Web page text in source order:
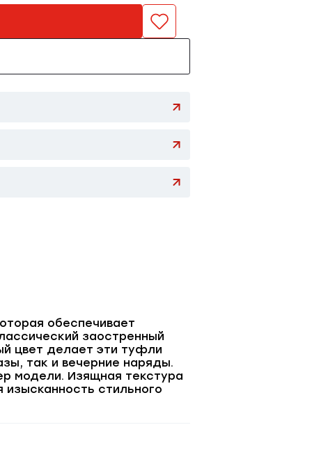
обеспечивает
заостренный
цвет делает эти туфли
так и вечерние наряды.
модели. Изящная текстура
стильного